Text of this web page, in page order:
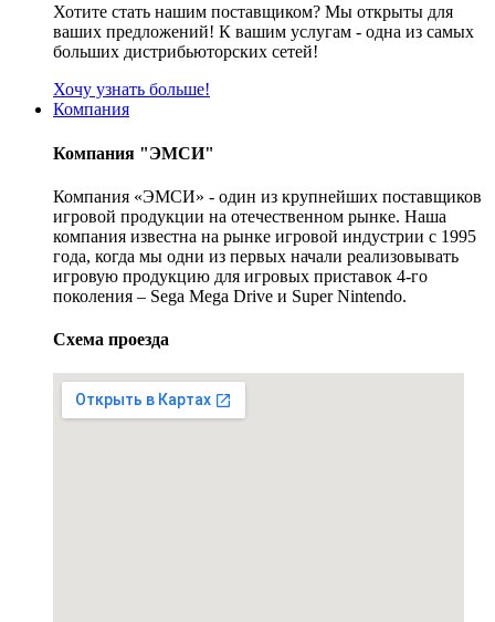
Хотите стать нашим поставщиком? Мы открыты для
ваших предложений! К вашим услугам - одна из самых
больших дистрибьюторских сетей!
Хочу узнать больше!
Компания
Компания "ЭМСИ"
Компания «ЭМСИ» - один из крупнейших поставщиков
игровой продукции на отечественном рынке. Наша
компания известна на рынке игровой индустрии с 1995
года, когда мы одни из первых начали реализовывать
игровую продукцию для игровых приставок 4-го
поколения – Sega Mega Drive и Super Nintendo.
Схема проезда